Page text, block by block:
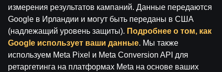
измерения результатов кампаний. Данные передаются
Google в Ирландии и могут быть переданы в США
(надлежащий уровень защиты). Подробнее о том, как
Google использует ваши данные. Мы также
используем Meta Pixel и Meta Conversion API для
ретаргетинга на платформах Meta на основе ваших